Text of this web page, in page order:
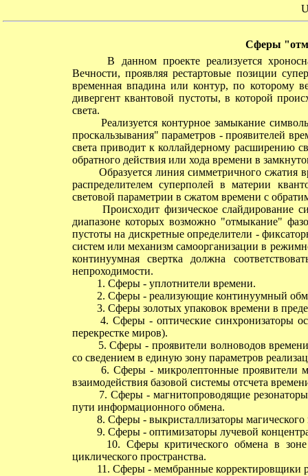
Сферы
В данном проекте реализуется
Вечности, проявляя рестартовые позиции
временная впадина или контур, по которому
дивергент квантовой пустоты, в которой
света.
Реализуется контурное замыкание
проскальзывания" параметров - проявителей
света приводит к коллайдерному расширению
обратного действия или хода времени в
Образуется линия симметричного сжатия
распределителем суперполей в материи
световой параметрии в сжатом времени с
Происходит физическое слайдирование
диапазоне которых возможно "отмыкание"
пустоты на дискретные определители -
систем или механизм самоорганизации в
континуумная свертка должна
непроходимости.
1. Сферы - уплотнители времени.
2. Сферы - реализующие континуумный
3. Сферы золотых упаковок времени в
4. Сферы - оптические синхронизаторы
перекрестке миров).
5. Сферы - проявители волноводов
со сведением в единую зону параметров
6. Сферы - микролептонные проявители
взаимодействия базовой системы отсчета
7. Сферы - магнитопроводящие резонаторы
пути информационного обмена.
8. Сферы - выкристаллизаторы магического
9. Сферы - оптимизаторы лучевой
10. Сферы критического обмена в зоне
циклического пространства.
11. Сферы - мембранные корректировщики